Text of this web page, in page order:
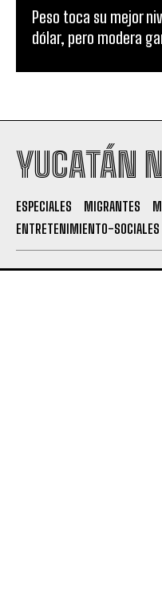
Peso toca su mejor
dólar, pero modera
YUCATÁN
ESPECIALES MIGRANTES
ENTRETENIMIENTO-SOCIALES